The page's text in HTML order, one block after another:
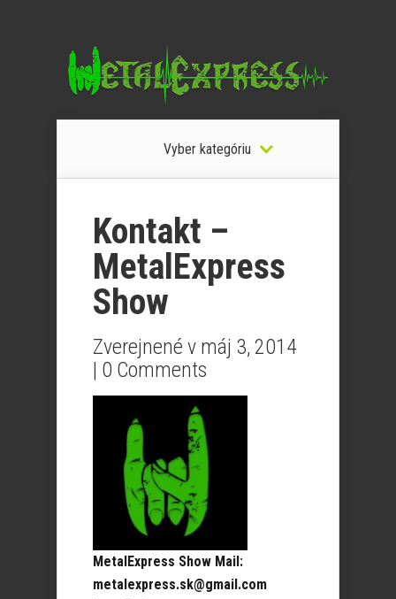
Vyber kategóriu
Kontakt –
MetalExpress
Show
Zverejnené v máj 3, 2014
| 0 Comments
MetalExpress Show Mail:
metalexpress.sk@gmail.com